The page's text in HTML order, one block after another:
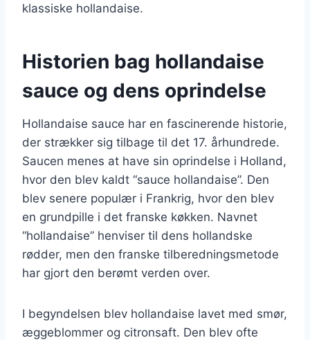
klassiske hollandaise.
Historien bag hollandaise
sauce og dens oprindelse
Hollandaise sauce har en fascinerende historie,
der strækker sig tilbage til det 17. århundrede.
Saucen menes at have sin oprindelse i Holland,
hvor den blev kaldt “sauce hollandaise”. Den
blev senere populær i Frankrig, hvor den blev
en grundpille i det franske køkken. Navnet
“hollandaise” henviser til dens hollandske
rødder, men den franske tilberedningsmetode
har gjort den berømt verden over.
I begyndelsen blev hollandaise lavet med smør,
æggeblommer og citronsaft. Den blev ofte